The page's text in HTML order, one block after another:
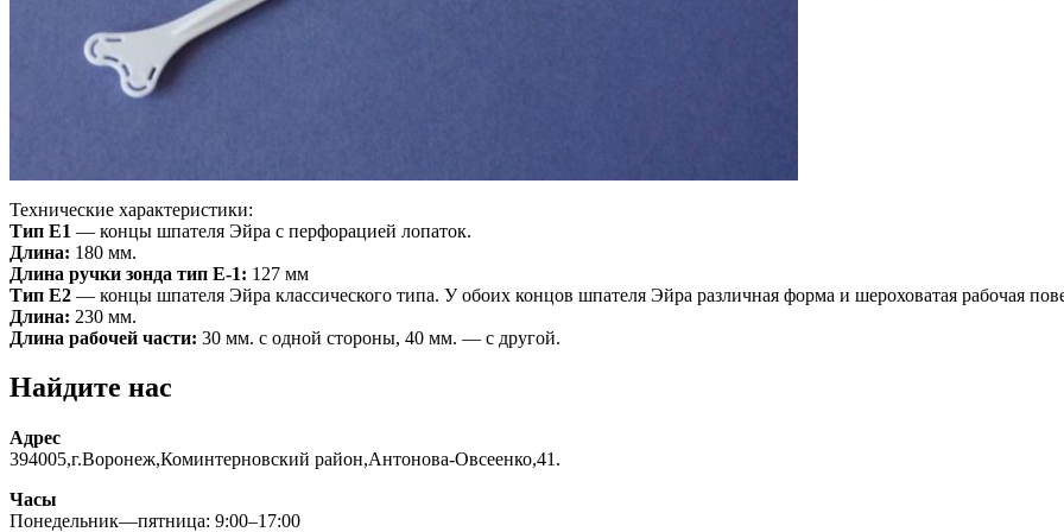
Технические характеристики:
Тип Е1 — концы шпателя Эйра с перфорацией лопаток.
Длина: 180 мм.
Длина ручки зонда тип Е-1: 127 мм
Тип Е2 — концы шпателя Эйра классического типа. У обоих концов шпателя Эйра различная форма и шероховатая рабочая
Длина: 230 мм.
Длина рабочей части: 30 мм. с одной стороны, 40 мм. — с другой.
Найдите нас
Адрес
394005,г.Воронеж,Коминтерновский район,Антонова-Овсеенко,41.
Часы
Понедельник—пятница: 9:00–17:00